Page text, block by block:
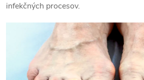
infekčných procesov.